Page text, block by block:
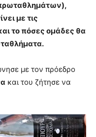
με τις
το πόσες ομάδες θα
με τον πρόεδρο
και του ζήτησε να